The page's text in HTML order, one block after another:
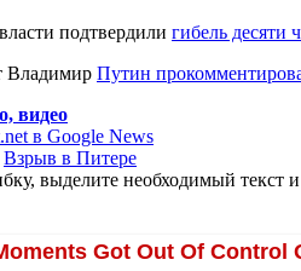
подтвердили гибель десяти
Владимир Путин
видео
в Google News
Взрыв в Питере
выделите необходимый текст